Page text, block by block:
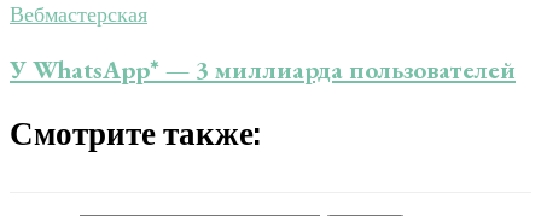
Вебмастерская
У WhatsApp* — 3 миллиарда пользователей
Смотрите также: